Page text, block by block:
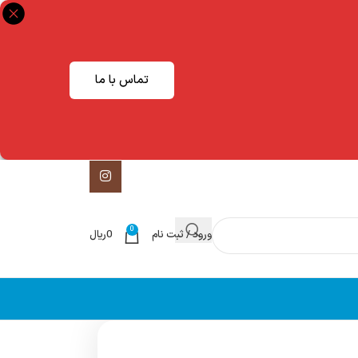
تماس با ما
ورود / ثبت نام 0
0ریال